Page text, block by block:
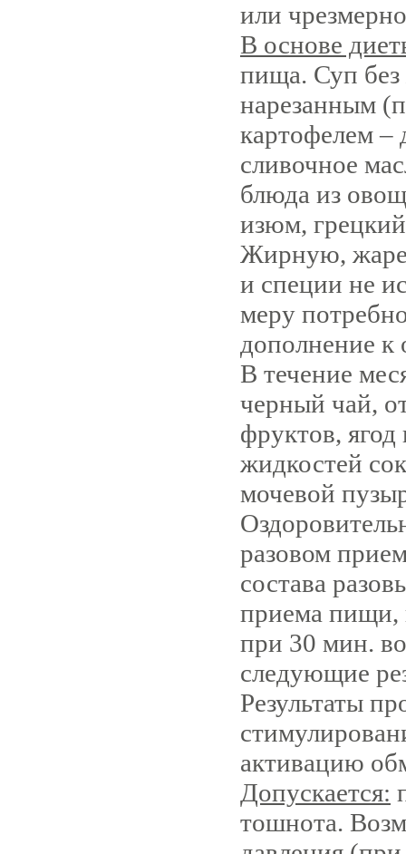
или
В основе
пища. Суп
нарезанным
картофелем –
сливочное
блюда из
изюм,
Жирную,
и специи не
меру
дополнение к
В течение
черный чай,
фруктов,
жидкостей
мочевой
разовом
состава
приема пищи,
при 30 мин.
следующие
Результаты
активацию
Допускается:
тошнота.